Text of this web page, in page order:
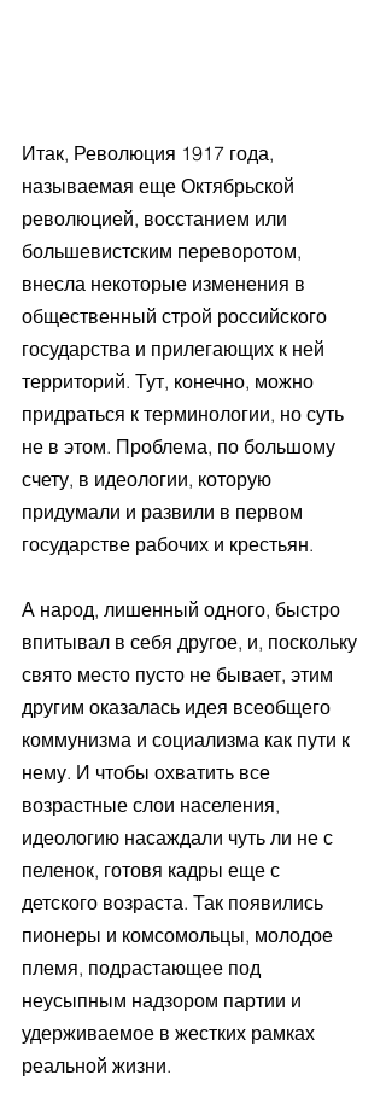
Итак, Революция 1917 года,
называемая еще Октябрьской
революцией, восстанием или
большевистским переворотом,
внесла некоторые изменения в
общественный строй российского
государства и прилегающих к ней
территорий. Тут, конечно, можно
придраться к терминологии, но суть
не в этом. Проблема, по большому
счету, в идеологии, которую
придумали и развили в первом
государстве рабочих и крестьян.
А народ, лишенный одного, быстро
впитывал в себя другое, и, поскольку
свято место пусто не бывает, этим
другим оказалась идея всеобщего
коммунизма и социализма как пути к
нему. И чтобы охватить все
возрастные слои населения,
идеологию насаждали чуть ли не с
пеленок, готовя кадры еще с
детского возраста. Так появились
пионеры и комсомольцы, молодое
племя, подрастающее под
неусыпным надзором партии и
удерживаемое в жестких рамках
реальной жизни.